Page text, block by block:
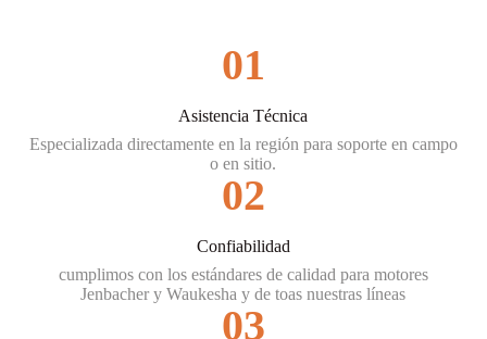
01
Asistencia Técnica
Especializada directamente en la región para soporte en campo
o en sitio.
02
Confiabilidad
cumplimos con los estándares de calidad para motores
Jenbacher y Waukesha y de toas nuestras líneas
03